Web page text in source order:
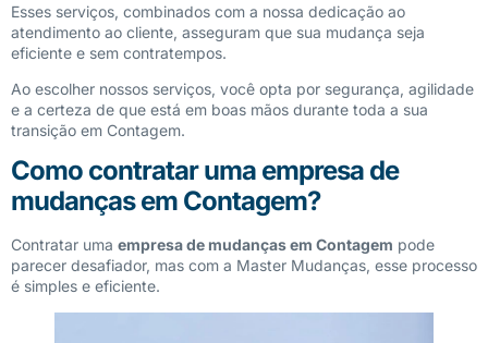
Esses serviços, combinados com a nossa dedicação ao
atendimento ao cliente, asseguram que sua mudança seja
eficiente e sem contratempos.
Ao escolher nossos serviços, você opta por segurança, agilidade
e a certeza de que está em boas mãos durante toda a sua
transição em Contagem.
Como contratar uma empresa de
mudanças em Contagem?
Contratar uma empresa de mudanças em Contagem pode
parecer desafiador, mas com a Master Mudanças, esse processo
é simples e eficiente.